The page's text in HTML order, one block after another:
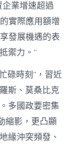
業增速超過
實際應用額增
發展機遇的表
禦力。”
碌時刻”，習近
斯、莫桑比克
多國政要密集
縮影，更凸顯
緣沖突頻發、